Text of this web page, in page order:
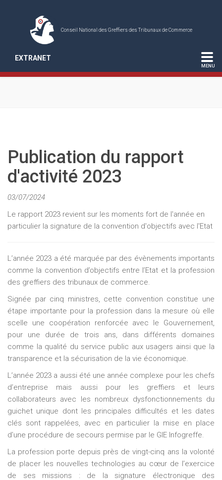
Conseil National des Greffiers des Tribunaux de Commerce
EXTRANET
Publication du rapport
d'activité 2023
03/07/2024
Le rapport 2023 revient sur les moments fort de l'année en
particulier la signature de la convention d'objectifs avec l'Etat
L’année 2023 a été marquée par des évènements importants
comme la convention d’objectifs entre l’Etat et la profession
des greffiers des tribunaux de commerce.
Signée par cinq ministres, cette convention constitue une
étape importante pour la profession dans la mesure où elle
scelle une coopération renforcée avec le Gouvernement,
pour une durée de trois ans, dans différents domaines
comme la qualité du service public aux usagers ainsi que la
transparence et la sécurisation de la vie économique.
L’année 2023 a aussi été une année complexe pour les chefs
d’entreprise mais aussi pour les greffiers et leurs
collaborateurs avec les nombreux dysfonctionnements du
guichet unique dont les principales difficultés et les dates
clés sont rappelées, avec en particulier la mise en place
d’une procédure de secours permise par le GIE Infogreffe.
La profession porte depuis près de vingt-cinq ans la volonté
de placer les nouvelles technologies au cœur de l’exercice
de ses missions : de la signature électronique des